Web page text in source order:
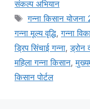
संकल्प अभियान
गन्ना किसान
गन्ना मूल्य वृद्धि,गन्ना
ड्रिप सिंचाई गन्ना,ड्रोन
महिला गन्ना किसान,
किसान पोर्टल